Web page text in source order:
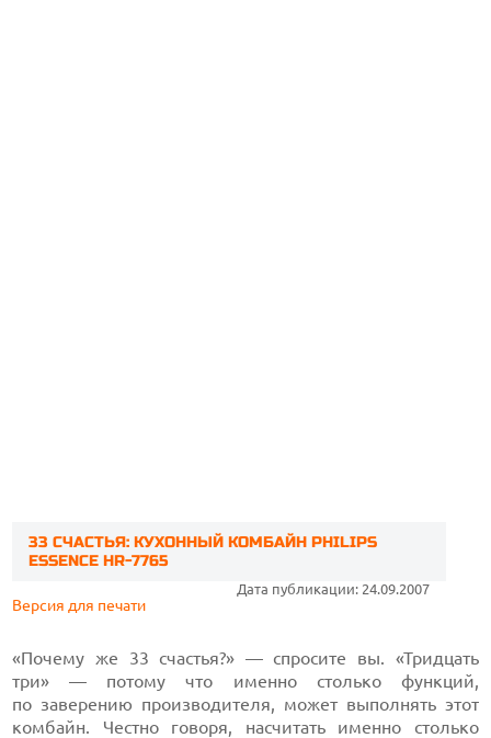
33 СЧАСТЬЯ: КУХОННЫЙ КОМБАЙН PHILIPS
ESSENCE HR-7765
Дата публикации: 24.09.2007
Версия для печати
«Почему же 33 счастья?» — спросите вы. «Тридцать
три» — потому что именно столько функций,
по заверению производителя, может выполнять этот
комбайн. Честно говоря, насчитать именно столько